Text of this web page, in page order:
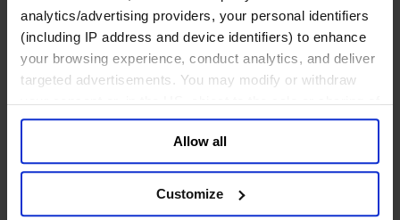
analytics/advertising providers, your personal identifiers
(including IP address and device identifiers) to enhance
your browsing experience, conduct analytics, and deliver
targeted advertisements. You may modify or withdraw
your consent or, in the US, object to the sale or sharing of
your data for targeted advertising, by clicking “Do Not
Sell or Share My Personal Information” in the footer of
the website. You must opt-out of each device and each
browser. For additional information and retention terms
Allow all
Customize
Unser Board
Join Us
Newsroom
Impact for a Better World
Careers
日本語